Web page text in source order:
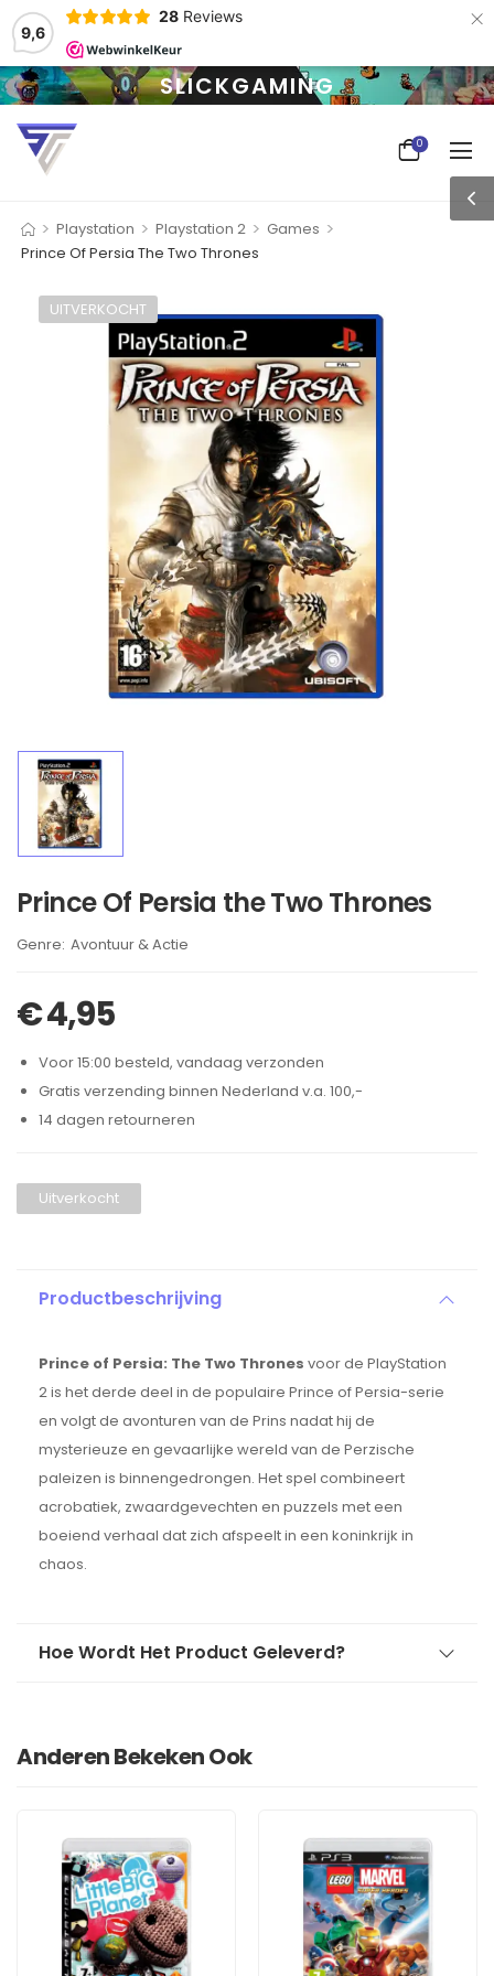
9,6
28 Reviews ×
SLICKGAMING
0
> Playstation > Playstation 2 > Games >
Prince Of Persia The Two Thrones
UITVERKOCHT
Prince Of Persia the Two Thrones
Brand:
Avontuur & Actie
€4,95
Voor 15:00 besteld, vandaag verzonden
Gratis verzending binnen Nederland v.a. 100,-
14 dagen retourneren
Uitverkocht
Productbeschrijving
Prince of Persia: The Two Thrones voor de PlayStation
2 is het derde deel in de populaire Prince of Persia-serie
en volgt de avonturen van de Prins nadat hij de
mysterieuze en gevaarlijke wereld van de Perzische
paleizen is binnengedrongen. Het spel combineert
acrobatiek, zwaardgevechten en puzzels met een
boeiend verhaal dat zich afspeelt in een koninkrijk in
chaos.
Hoe Wordt Het Product Geleverd?
Anderen Bekeken Ook